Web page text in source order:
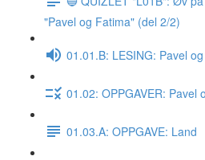
"Pavel og Fatima" (del 2/2)
01.01.B: LESING: Pavel
01.02: OPPGAVER: Pavel
01.03.A: OPPGAVE: Land